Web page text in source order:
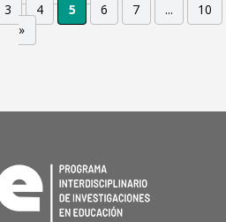
3 4 5 6 7 ...
10
»